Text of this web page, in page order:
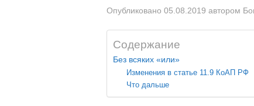
Опубликовано 05.08.2019 автором
Содержание
Без всяких «или»
Изменения в статье 11.9 КоАП РФ
Что дальше